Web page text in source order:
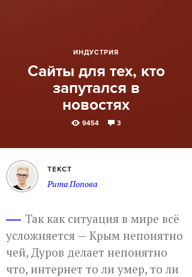
ИНДУСТРИЯ
Сайты для тех, кто
запутался в
новостях
9454 3
ТЕКСТ
Рита Попова
Так как ситуация в мире всё
усложняется — Крым непонятно
чей, Дуров делает непонятно
что, интернет то ли умер, то ли